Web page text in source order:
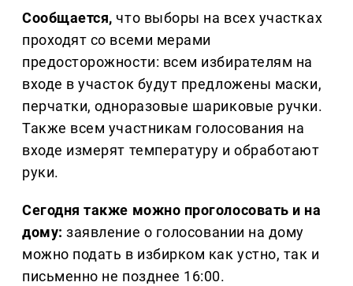
Сообщается,что выборы на всех участках
проходят со всеми мерами
предосторожности: всем избирателям на
входе в участок будут предложены маски,
перчатки, одноразовые шариковые ручки.
Также всем участникам голосования на
входе измерят температуру и обработают
руки.
Сегодня также можно проголосовать и на
дому: заявление о голосовании на дому
можно подать в избирком как устно, так и
письменно не позднее 16:00.